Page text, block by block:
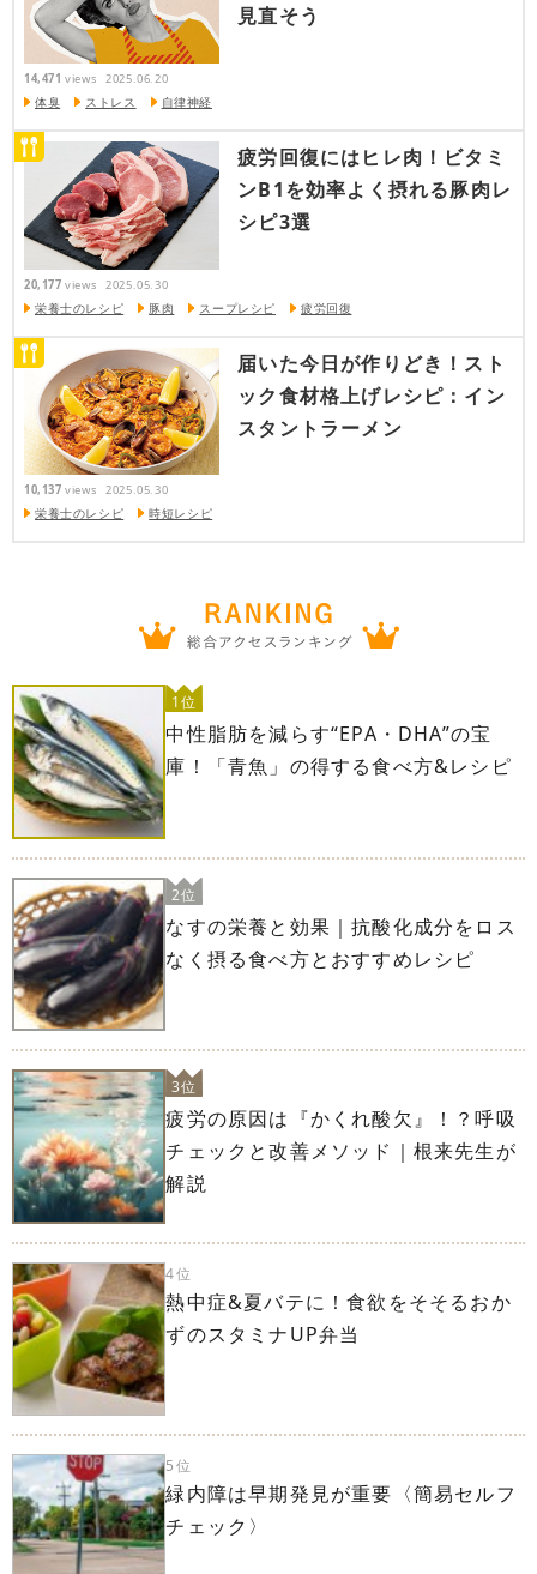
見直そう
14,471 views 2025.06.20
体臭 ストレス 自律神経
疲労回復にはヒレ肉！ビタミ
ンB1を効率よく摂れる豚肉レ
シピ3選
20,177 views 2025.05.30
栄養士のレシピ 豚肉 スープレシピ 疲労回復
届いた今日が作りどき！スト
ック食材格上げレシピ：イン
スタントラーメン
10,137 views 2025.05.30
栄養士のレシピ 時短レシピ
1位
中性脂肪を減らす“EPA・DHA”の宝
庫！「青魚」の得する食べ方&レシピ
2位
なすの栄養と効果｜抗酸化成分をロス
なく摂る食べ方とおすすめレシピ
3位
疲労の原因は『かくれ酸欠』！？呼吸
チェックと改善メソッド｜根来先生が
解説
4位
熱中症&夏バテに！食欲をそそるおか
ずのスタミナUP弁当
5位
緑内障は早期発見が重要〈簡易セルフ
チェック〉